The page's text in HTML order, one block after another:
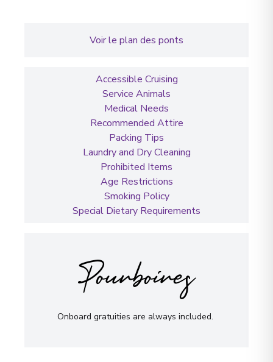
Voir le plan des ponts
Accessible Cruising
Service Animals
Medical Needs
Recommended Attire
Packing Tips
Laundry and Dry Cleaning
Prohibited Items
Age Restrictions
Smoking Policy
Special Dietary Requirements
Pourboires
Onboard gratuities are always included.